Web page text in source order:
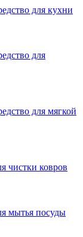
для кухни
для
для мягкой
чистки ковров
мытья посуды